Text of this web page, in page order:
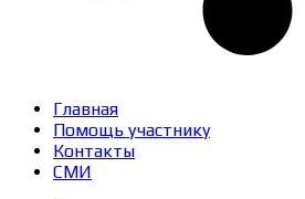
Главная
Помощь участнику
Контакты
СМИ